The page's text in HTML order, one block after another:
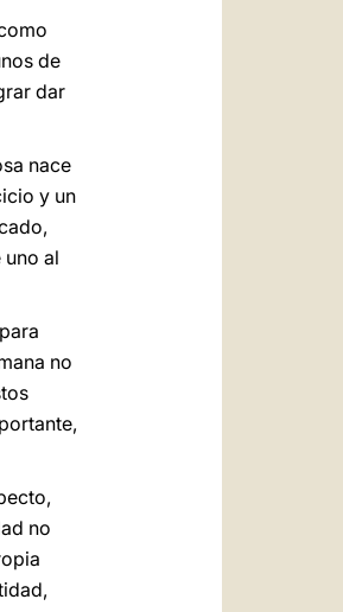
de
dar
nace
y un
al
no
no